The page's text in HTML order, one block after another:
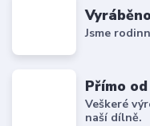
Jsme
Přímo
Veškeré
naší dílně.